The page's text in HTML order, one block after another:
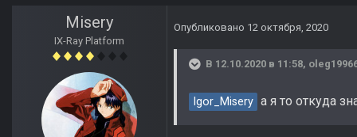
Misery
IX-Ray Platform
Опубликовано 12 октября, 2020
В 12.10.2020 в 11:58,
Igor_Misery а я то откуда